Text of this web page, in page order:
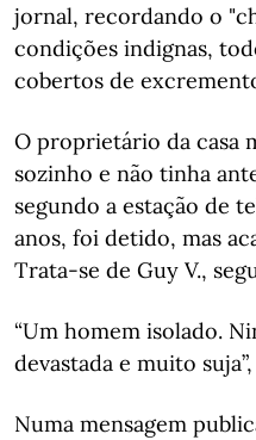
jornal, recordando o
condições indignas,
cobertos de
O proprietário da casa
sozinho e não tinha
segundo a estação de
anos, foi detido, mas
Trata-se de Guy V.,
“Um homem isolado.
devastada e muito
Numa mensagem